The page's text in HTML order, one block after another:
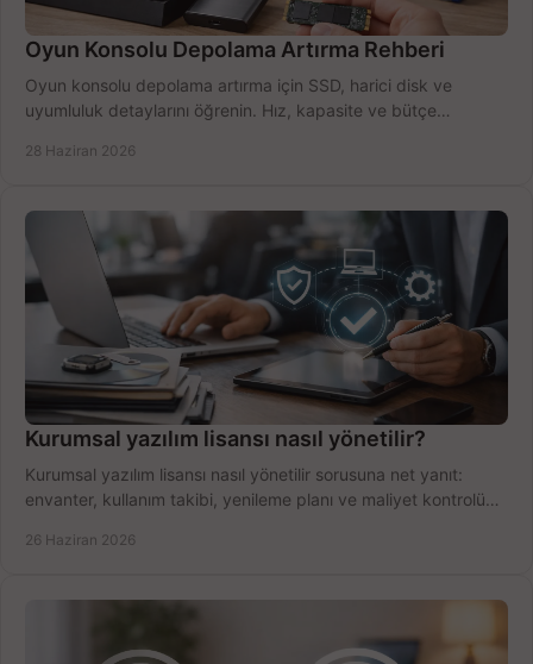
Oyun Konsolu Depolama Artırma Rehberi
Oyun konsolu depolama artırma için SSD, harici disk ve
uyumluluk detaylarını öğrenin. Hız, kapasite ve bütçe
28 Haziran 2026
Kurumsal yazılım lisansı nasıl yönetilir?
Kurumsal yazılım lisansı nasıl yönetilir sorusuna net yanıt:
envanter, kullanım takibi, yenileme planı ve maliyet kontrolü
26 Haziran 2026